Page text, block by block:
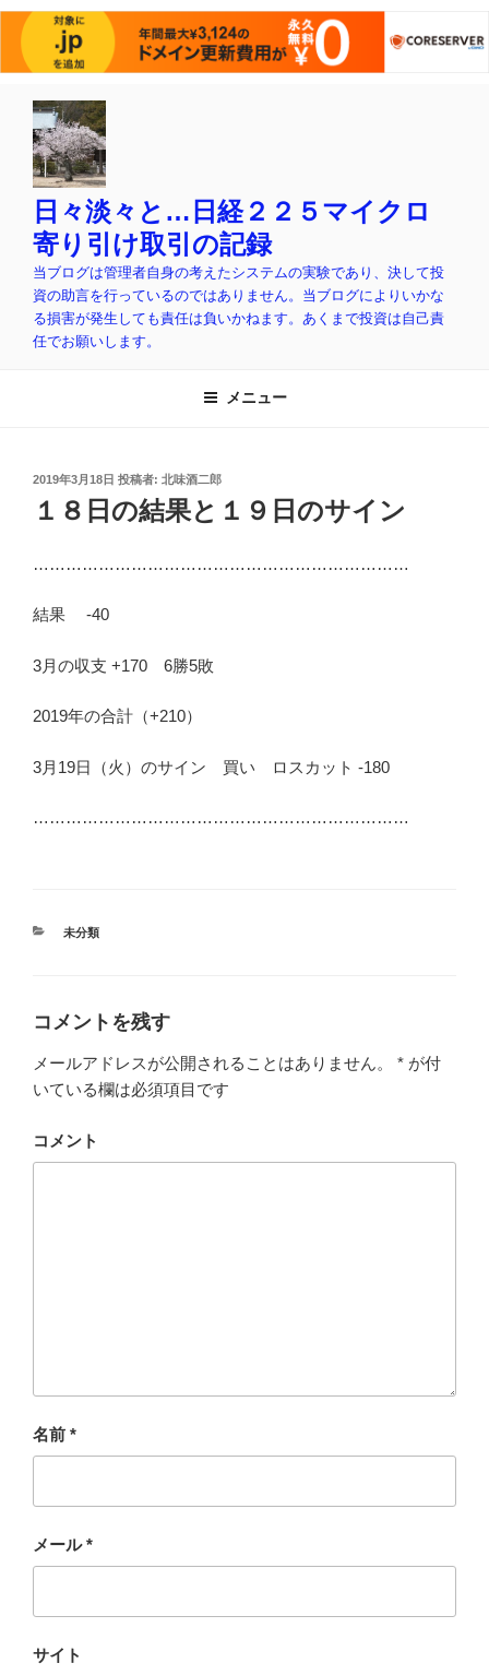
日々淡々と…日経２２５マイクロ
寄り引け取引の記録
当ブログは管理者自身の考えたシステムの実験であり、決して投
資の助言を行っているのではありません。当ブログによりいかな
る損害が発生しても責任は負いかねます。あくまで投資は自己責
任でお願いします。
メニュー
投
日:
2019年3月18日 投稿者: 北味酒二郎
１８日の結果と１９日のサイン
……………………………………………………………
結果 -40
3月の収支 +170 6勝5敗
2019年の合計（+210）
3月19日（火）のサイン 買い ロスカット -180
……………………………………………………………
カ
ー
未分類
コメントを残す
メールアドレスが公開されることはありません。 * が付
いている欄は必須項目です
コメント
名前 *
メール*
サイト